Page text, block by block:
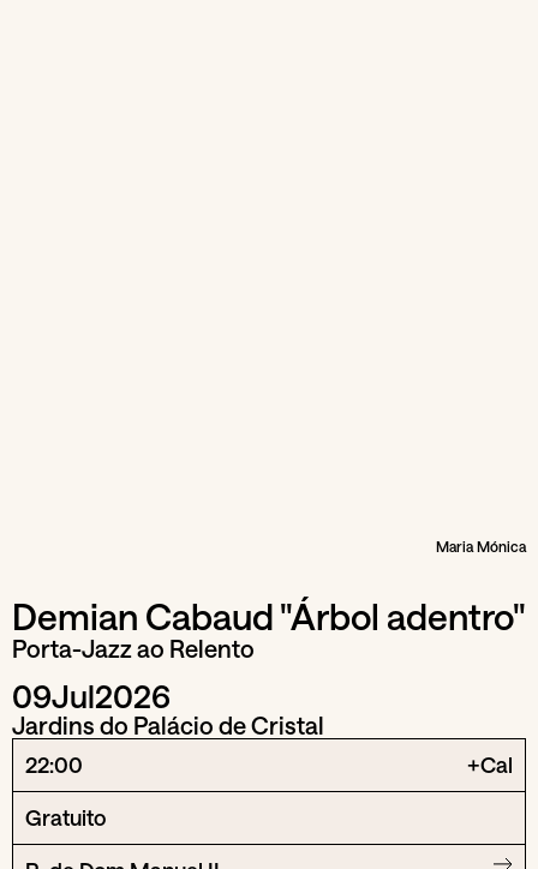
Maria Mónica
Demian Cabaud "Árbol adentro"
Porta-Jazz ao Relento
09Jul2026
Jardins do Palácio de Cristal
22:00
+Cal
Gratuito